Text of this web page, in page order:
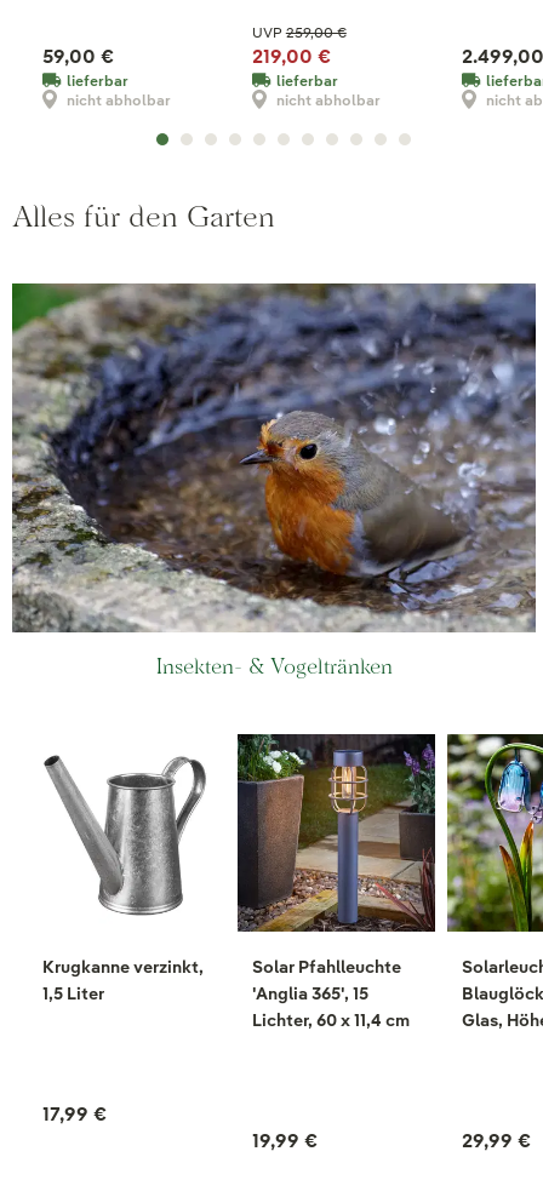
59,00 €
lieferbar
nicht abholbar
UVP259,00 €
219,00 €
lieferbar
nicht abholbar
nicht
Alles für den Garten
Insekten- & Vogeltränken
Krugkanne verzinkt,
1,5 Liter
17,99 €
Solar Pfahlleuchte
'Anglia 365', 15
Lichter, 60 x 11,4 cm
19,99 €
Glas,
29,99 €